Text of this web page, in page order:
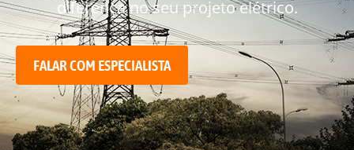
diferença no seu projeto elétrico.
FALAR COM ESPECIALISTA